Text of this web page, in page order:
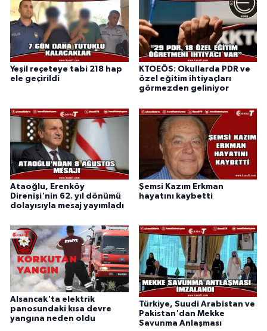
Yeşil reçeteye tabi 218 hap
ele geçirildi
KTOEÖS: Okullarda PDR ve
özel eğitim ihtiyaçları
görmezden geliniyor
Ataoğlu, Erenköy
Direnişi'nin 62. yıl dönümü
dolayısıyla mesaj yayımladı
Şemsi Kazım Erkman
hayatını kaybetti
Alsancak'ta elektrik
panosundaki kısa devre
yangına neden oldu
Türkiye, Suudi Arabistan ve
Pakistan'dan Mekke
Savunma Anlaşması